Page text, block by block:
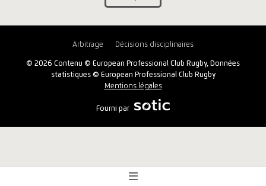
Arbitrage Décisions disciplinaires
© 2026 Contenu © European Professional Club Rugby, Données
statistiques © European Professional Club Rugby
Mentions légales
Fourni par